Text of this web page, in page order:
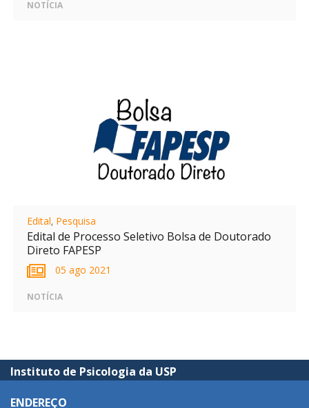
NOTÍCIA
Edital, Pesquisa
Edital de Processo Seletivo Bolsa de Doutorado
Direto FAPESP
05 ago 2021
NOTÍCIA
Instituto de Psicologia da USP
ENDEREÇO